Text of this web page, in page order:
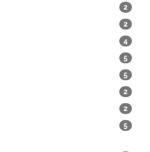
2
2
4
5
5
2
2
5